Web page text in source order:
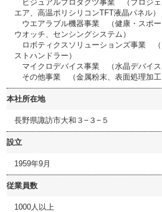
ビジュアルプロダクツ事業 （プロジェ
エア、高温ポリシリコンTFT液晶パネル
ウエアラブル機器事業 （健康・スポー
ウオッチ、センシングシステム）
ロボティクスソリューションズ事業 （
ストハンドラー）
マイクロデバイス事業 （水晶デバイ
その他事業 （金属粉末、表面処理加
本社所在地
長野県諏訪市大和３−３−５
設立
1959年9月
従業員数
1000人以上